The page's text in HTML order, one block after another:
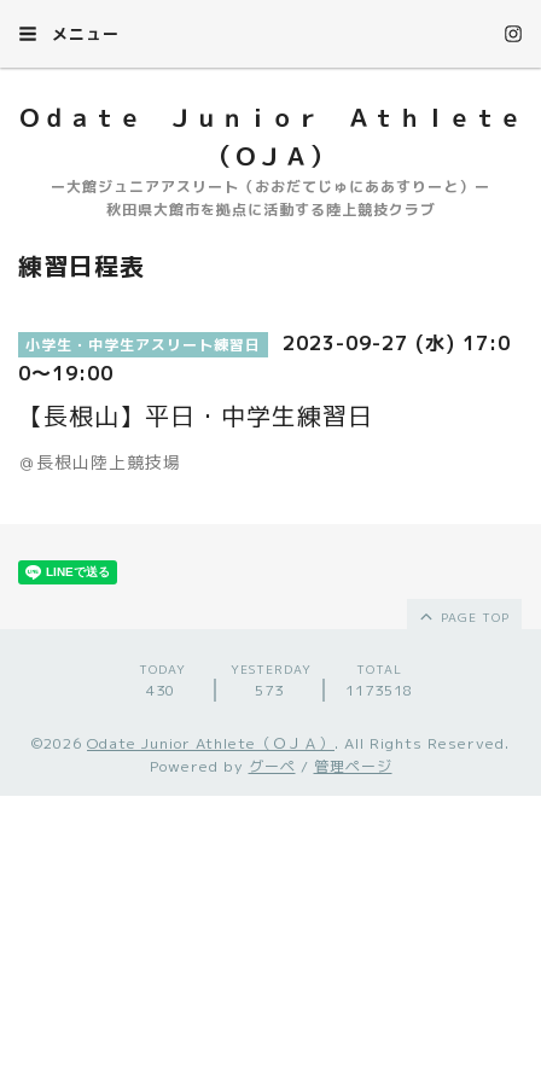
メニュー
Ｏｄａｔｅ Ｊｕｎｉｏｒ Ａｔｈｌｅｔｅ
（ＯＪＡ）
ー大館ジュニアアスリート（おおだてじゅにああすりーと）ー
秋田県大館市を拠点に活動する陸上競技クラブ
練習日程表
小学生・中学生アスリート練習日
2023-09-27 (水) 17:0
0～19:00
【長根山】平日・中学生練習日
＠長根山陸上競技場
PAGE TOP
TODAY
430
YESTERDAY
573
TOTAL
1173518
©2026 Odate Junior Athlete（ＯＪＡ） . All Rights Reserved.
Powered by グーペ / 管理ページ